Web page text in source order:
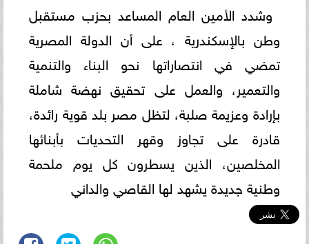
وشدد الأمين العام المساعد بحزب مستقبل
وطن بالإسكندرية ، على أن الدولة المصرية
تمضي في انتصاراتها نحو البناء والتنمية
والتعمير، والعمل على تحقيق نهضة شاملة
بإرادة وعزيمة صلبة، لتظل مصر بلد قوية رائدة،
قادرة على تجاوز وقهر التحديات بأبنائها
المخلصين، الذين يسطرون كل يوم ملحمة
وطنية جديدة يشهد لها القاصي والداني